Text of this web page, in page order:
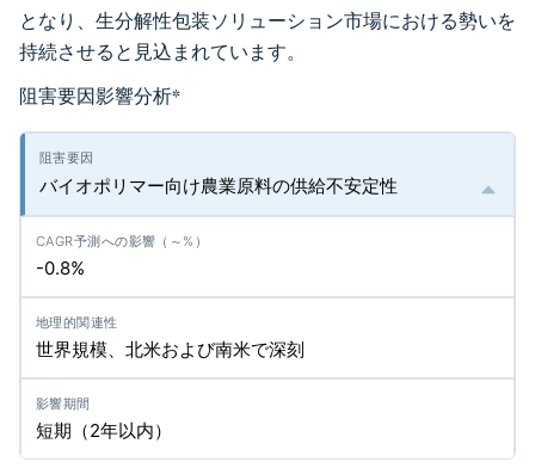
となり、生分解性包装ソリューション市場における勢いを
持続させると見込まれています。
阻害要因影響分析*
バイオポリマー向け農業原料の供給不安定性
-0.8%
世界規模、北米および南米で深刻
短期（2年以内）